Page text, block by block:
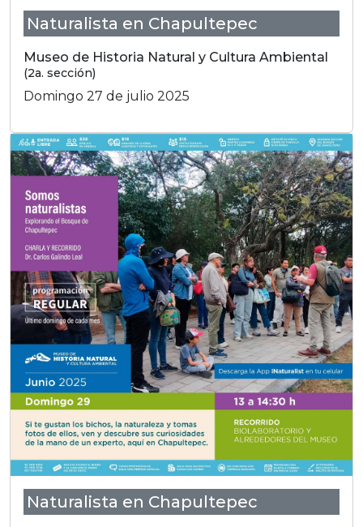
Naturalista en Chapultepec
Museo de Historia Natural y Cultura Ambiental
(2a. sección)
Domingo 27 de julio 2025
Naturalista en Chapultepec